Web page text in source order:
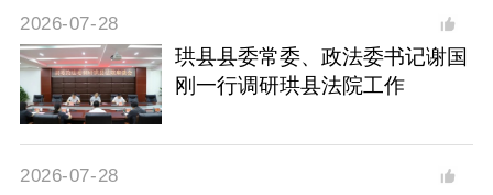
2026-07-28
珙县县委常委、政法委书记谢国
刚一行调研珙县法院工作
2026-07-28